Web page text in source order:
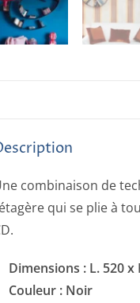
combinaison de
qui se plie à
Dimensions : L. 520 x
Couleur : Noir